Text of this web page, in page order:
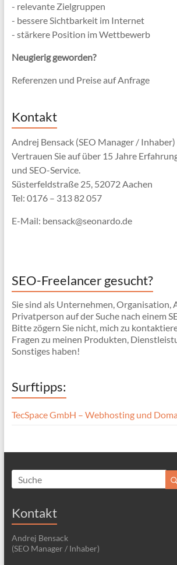
- relevante Zielgruppen
- bessere Sichtbarkeit im Internet
- stärkere Position im Wettbewerb
Neugierig geworden?
Referenzen und Preise auf Anfrage
Kontakt
Andrej Bensack (SEO Manager / Inhaber)
Vertrauen Sie auf über 15 Jahre
und SEO-Service.
Süsterfeldstraße 25, 52072 Aachen
Tel: 0176 – 313 82 057
E-Mail: bensack@seonardo.de
SEO-Freelancer gesucht?
Sie sind als Unternehmen, Organisation,
Privatperson auf der Suche nach einem
Bitte zögern Sie nicht, mich zu
Fragen zu meinen Produkten,
Sonstiges haben!
Surftipps:
TecSpace GmbH – Webhosting und
Kontakt
Andrej Bensack
(SEO Manager / Inhaber)